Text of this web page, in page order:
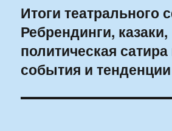
Следующая
запись:
Итоги театрального
Ребрендинги, казаки,
политическая
события и